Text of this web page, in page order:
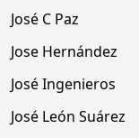
José C Paz
Jose Hernández
José Ingenieros
José León Suárez